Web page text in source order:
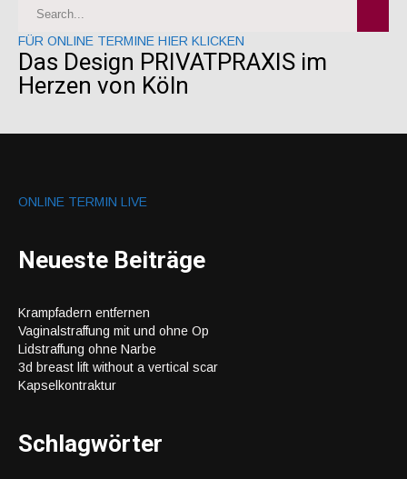
FÜR ONLINE TERMINE HIER KLICKEN
Das Design PRIVATPRAXIS im
Herzen von Köln
ONLINE TERMIN LIVE
Neueste Beiträge
Krampfadern entfernen
Vaginalstraffung mit und ohne Op
Lidstraffung ohne Narbe
3d breast lift without a vertical scar
Kapselkontraktur
Schlagwörter